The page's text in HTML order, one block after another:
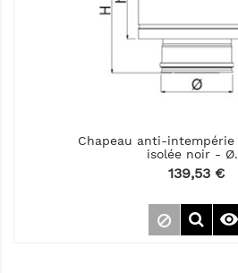
Chapeau anti-intempérie
isolée noir -
Prix
139,53 €
